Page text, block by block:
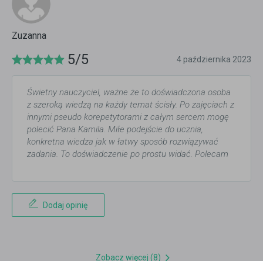
Zuzanna
5/5 4 października 2023
Świetny nauczyciel, ważne że to doświadczona osoba
z szeroką wiedzą na każdy temat ścisły. Po zajęciach z
innymi pseudo korepetytorami z całym sercem mogę
polecić Pana Kamila. Miłe podejście do ucznia,
konkretna wiedza jak w łatwy sposób rozwiązywać
zadania. To doświadczenie po prostu widać. Polecam
Dodaj opinię
Zobacz więcej (8)